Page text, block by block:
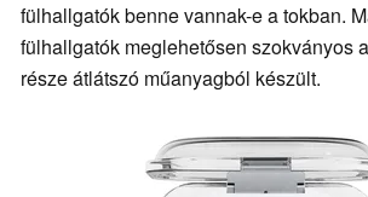
fülhallgatók benne vannak-e a tokban.
fülhallgatók meglehetősen szokványos
része átlátszó műanyagból készült.